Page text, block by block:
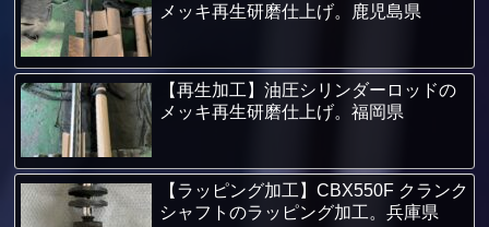
メッキ再生研磨仕上げ。鹿児島県
【再生加工】油圧シリンダーロッドの
メッキ再生研磨仕上げ。福岡県
【ラッピング加工】CBX550F クランク
シャフトのラッピング加工。兵庫県